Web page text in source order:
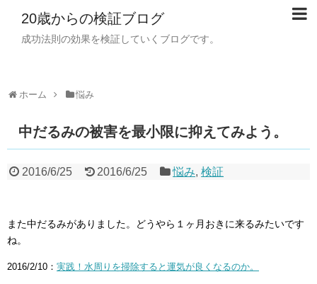
20歳からの検証ブログ
成功法則の効果を検証していくブログです。
ホーム 悩み
中だるみの被害を最小限に抑えてみよう。
2016/6/25 2016/6/25 悩み,検証
また中だるみがありました。どうやら１ヶ月おきに来るみたいです
ね。
2016/2/10： 実践！水周りを掃除すると運気が良くなるのか。